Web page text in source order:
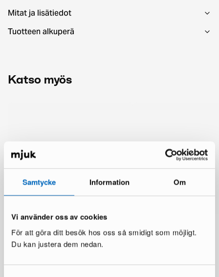
Samtycke Information Om
Vi använder oss av cookies
För att göra ditt besök hos oss så smidigt som möjligt.
Du kan justera dem nedan.
Mitat ja lisätiedot
Tuotteen alkuperä
Katso myös